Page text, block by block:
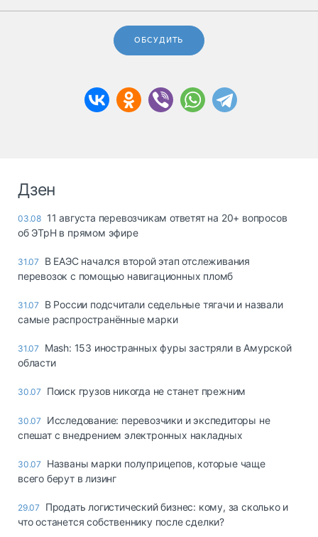
ОБСУДИТЬ
Дзен
03.08 11 августа перевозчикам ответят на 20+ вопросов
об ЭТрН в прямом эфире
31.07
В ЕАЭС начался второй этап отслеживания
перевозок с помощью навигационных пломб
31.07
В России подсчитали седельные тягачи и назвали
самые распространённые марки
31.07
Mash: 153 иностранных фуры застряли в Амурской
области
30.07 Поиск грузов никогда не станет прежним
30.07
Исследование: перевозчики и экспедиторы не
спешат с внедрением электронных накладных
30.07
Названы марки полуприцепов, которые чаще
всего берут в лизинг
29.07
Продать логистический бизнес: кому, за сколько и
что останется собственнику после сделки?